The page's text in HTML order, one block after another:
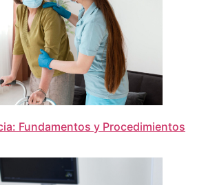
Fundamentos y Procedimientos